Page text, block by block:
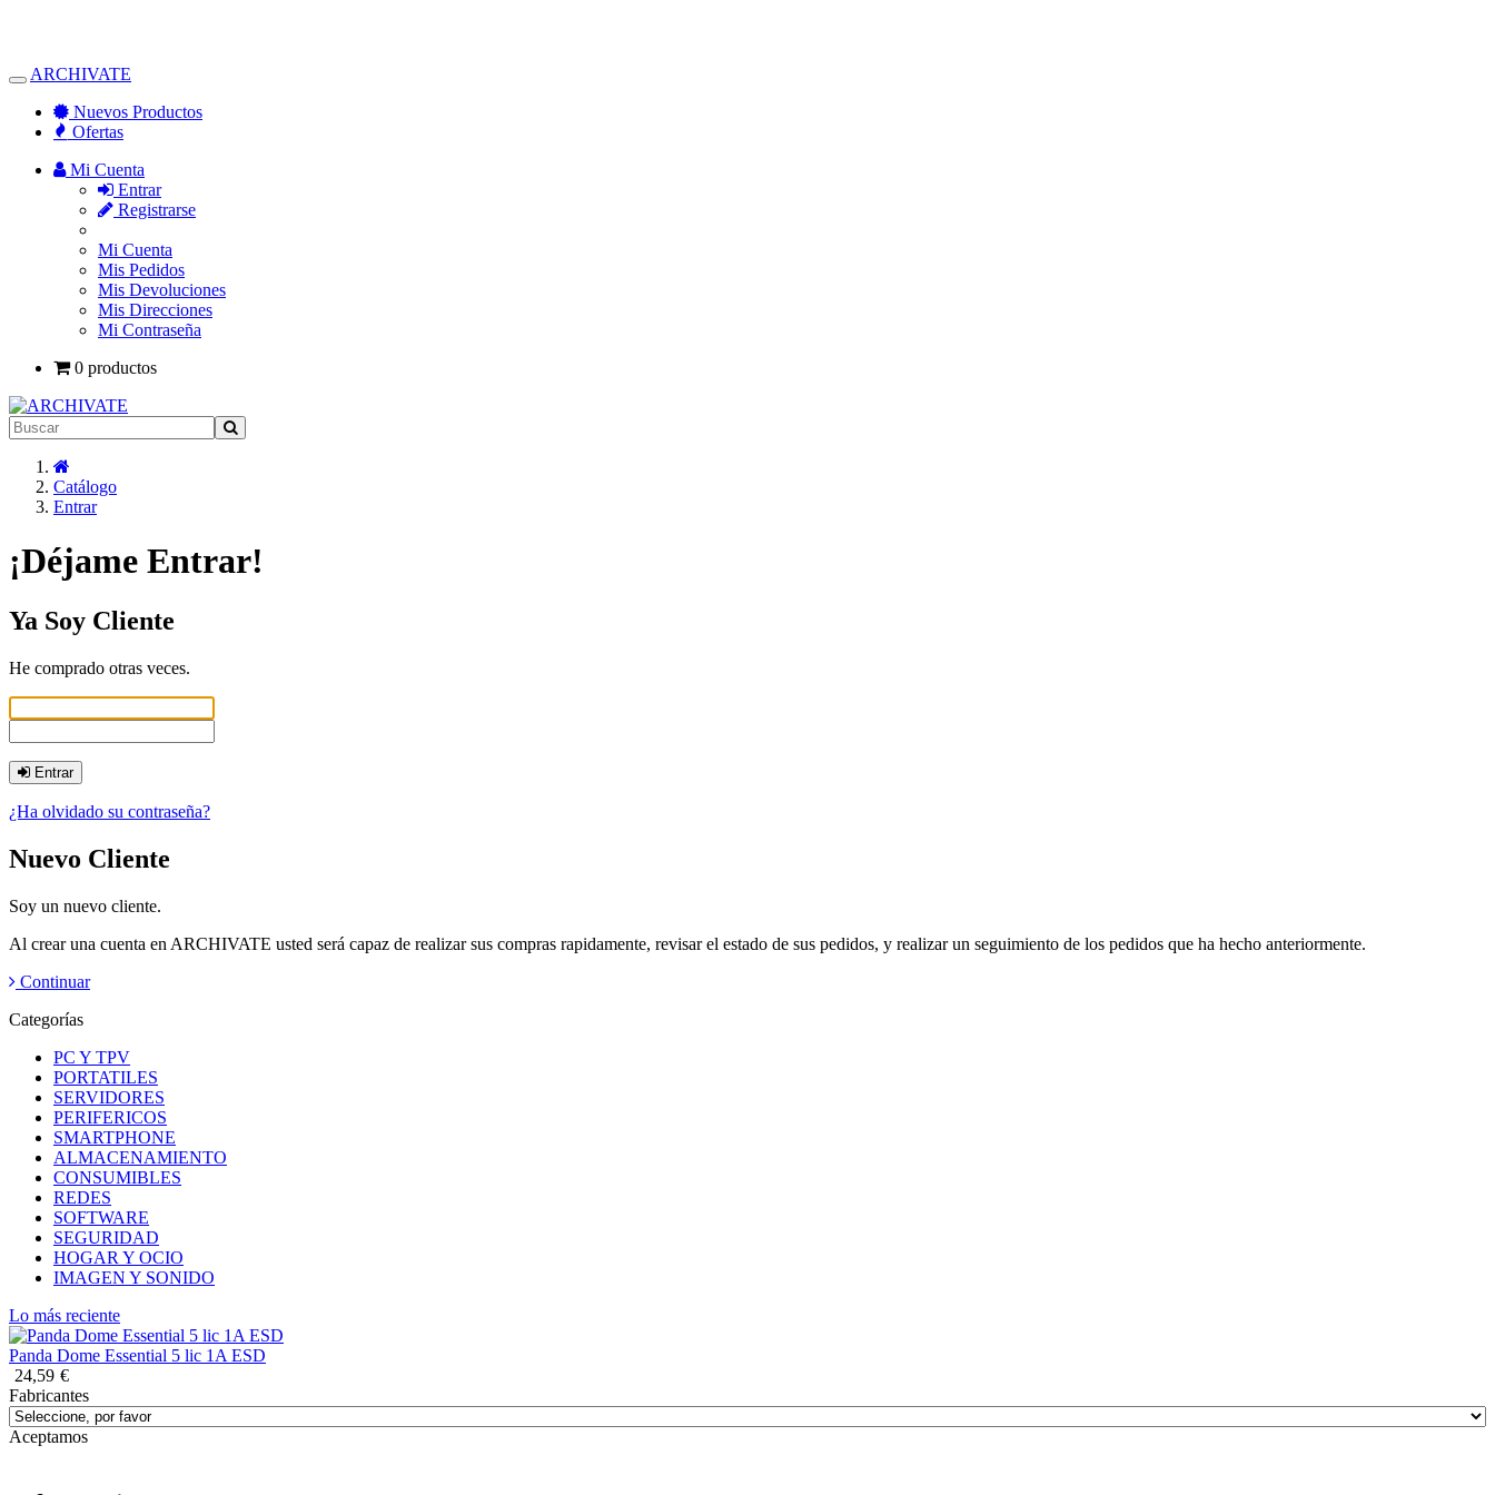
Alternar
Navegación
ARCHIVATE
Nuevos Productos
Ofertas
Mi Cuenta
Entrar
Registrarse
Mi Cuenta
Mis Pedidos
Mis Devoluciones
Mis Direcciones
Mi Contraseña
0 productos
Catálogo
Entrar
¡Déjame Entrar!
Ya Soy Cliente
He comprado otras veces.
Entrar
¿Ha olvidado su contraseña?
Nuevo Cliente
Soy un nuevo cliente.
Al crear una cuenta en ARCHIVATE usted será capaz de realizar sus compras rapidamente, revisar el estado de sus pedidos, y realizar un seguimiento de los pedidos que ha hecho anteriormente.
Continuar
Categorías
PC Y TPV
PORTATILES
SERVIDORES
PERIFERICOS
SMARTPHONE
ALMACENAMIENTO
CONSUMIBLES
REDES
SOFTWARE
SEGURIDAD
HOGAR Y OCIO
IMAGEN Y SONIDO
Lo más reciente
Panda Dome Essential 5 lic 1A ESD
24,59 €
Fabricantes
Aceptamos